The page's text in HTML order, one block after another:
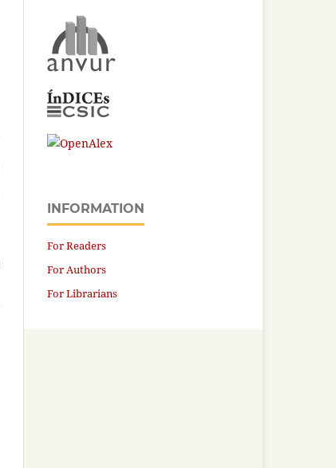
INFORMATION
For Readers
For Authors
For Librarians